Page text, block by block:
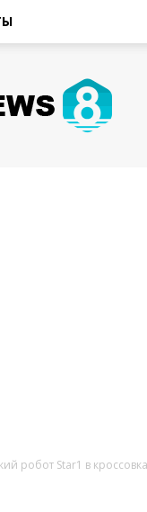
робот Star1 в